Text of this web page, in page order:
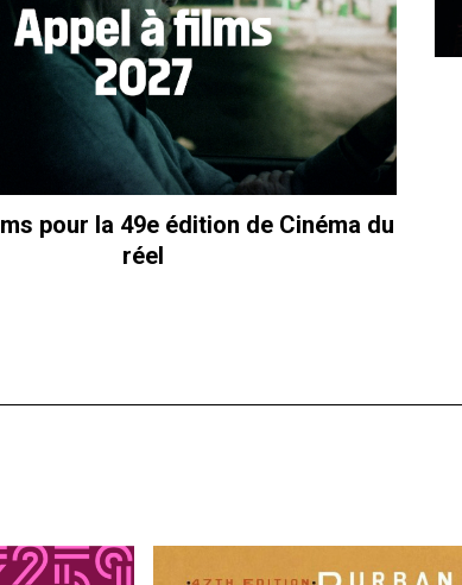
pour la 49e édition de Cinéma du
réel